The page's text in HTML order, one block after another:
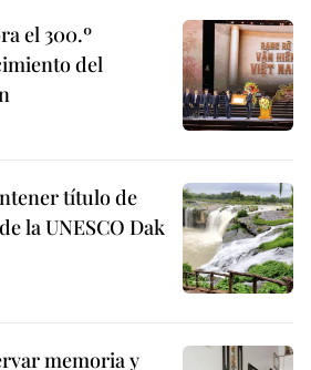
el 300.º
del
título de
la UNESCO Dak
memoria y